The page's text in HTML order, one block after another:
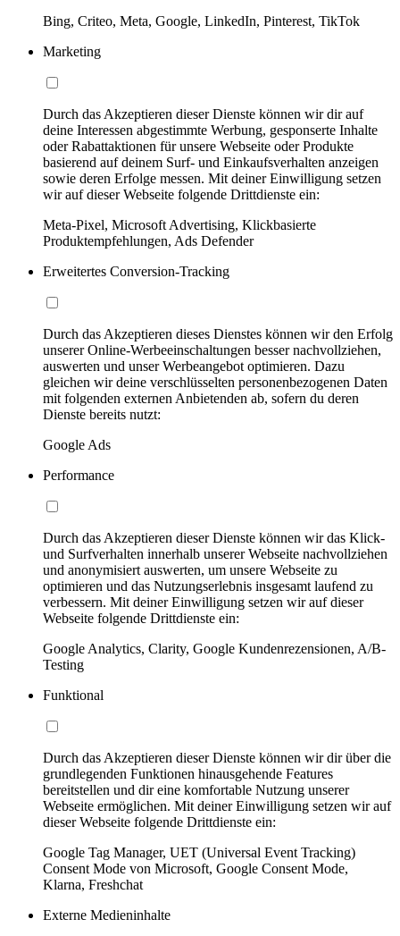
Bing, Criteo, Meta, Google, LinkedIn, Pinterest, TikTok
Marketing
Durch das Akzeptieren dieser Dienste können wir dir auf
deine Interessen abgestimmte Werbung, gesponserte Inhalte
oder Rabattaktionen für unsere Webseite oder Produkte
basierend auf deinem Surf- und Einkaufsverhalten anzeigen
sowie deren Erfolge messen. Mit deiner Einwilligung setzen
wir auf dieser Webseite folgende Drittdienste ein:
Meta-Pixel, Microsoft Advertising, Klickbasierte
Produktempfehlungen, Ads Defender
Erweitertes Conversion-Tracking
Durch das Akzeptieren dieses Dienstes können wir den Erfolg
unserer Online-Werbeeinschaltungen besser nachvollziehen,
auswerten und unser Werbeangebot optimieren. Dazu
gleichen wir deine verschlüsselten personenbezogenen Daten
mit folgenden externen Anbietenden ab, sofern du deren
Dienste bereits nutzt:
Google Ads
Performance
Durch das Akzeptieren dieser Dienste können wir das Klick-
und Surfverhalten innerhalb unserer Webseite nachvollziehen
und anonymisiert auswerten, um unsere Webseite zu
optimieren und das Nutzungserlebnis insgesamt laufend zu
verbessern. Mit deiner Einwilligung setzen wir auf dieser
Webseite folgende Drittdienste ein:
Google Analytics, Clarity, Google Kundenrezensionen, A/B-
Testing
Funktional
Durch das Akzeptieren dieser Dienste können wir dir über die
grundlegenden Funktionen hinausgehende Features
bereitstellen und dir eine komfortable Nutzung unserer
Webseite ermöglichen. Mit deiner Einwilligung setzen wir auf
dieser Webseite folgende Drittdienste ein:
Google Tag Manager, UET (Universal Event Tracking)
Consent Mode von Microsoft, Google Consent Mode,
Klarna, Freshchat
Externe Medieninhalte